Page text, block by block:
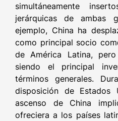
simultáneamente
jerárquicas de ambas
ejemplo, China ha
como principal socio
de América Latina,
siendo el principal
términos generales.
disposición de Estados
ascenso de China
ofreciera a los países